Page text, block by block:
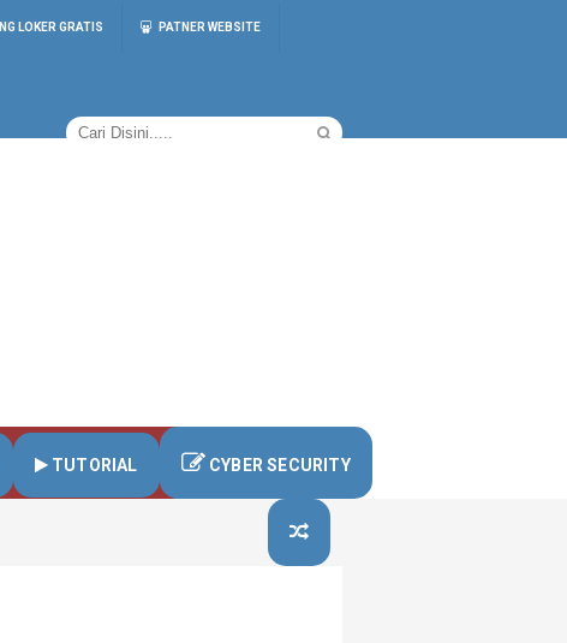
LOKER GRATIS PATNER WEBSITE
TUTORIAL CYBER SECURITY